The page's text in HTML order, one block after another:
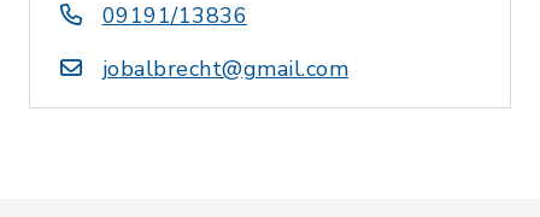
09191/13836
jobalbrecht@gmail.com